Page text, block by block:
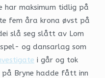
har maksimum tidlig på
fem åra krona øvst på
slå seg slått av Lom
og dansarlag som
i går og tok
Bryne hadde fått inn